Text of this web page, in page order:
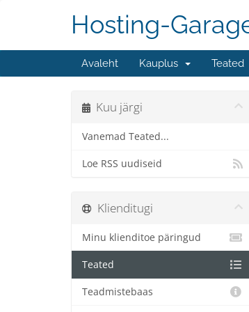
Hosting-
Avaleht Kauplus Teated
Kuu järgi
Vanemad Teated...
Loe RSS uudiseid
Klienditugi
Minu klienditoe päringud
Teated
Teadmistebaas